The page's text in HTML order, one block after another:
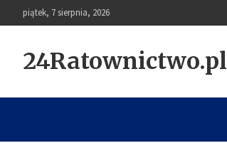
to
piątek, 7 sierpnia, 2026
24Ratownictwo.pl